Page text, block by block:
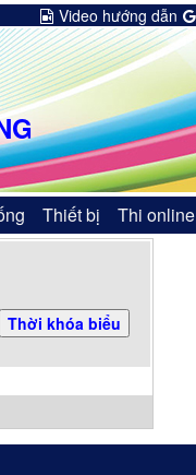
Video hướng dẫn
Thiết bị Thi online